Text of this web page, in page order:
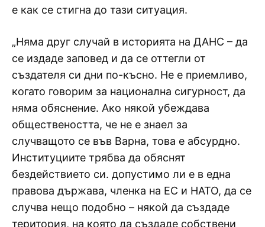
е как се стигна до тази ситуация.
„Няма друг случай в историята на ДАНС – да
се издаде заповед и да се оттегли от
създателя си дни по-късно. Не е приемливо,
когато говорим за национална сигурност, да
няма обяснение. Ако някой убеждава
обществеността, че не е знаел за
случващото се във Варна, това е абсурдно.
Институциите трябва да обяснят
бездействието си. допустимо ли е в една
правова държава, членка на ЕС и НАТО, да се
случва нещо подобно – някой да създаде
територия, на която да създаде собствени